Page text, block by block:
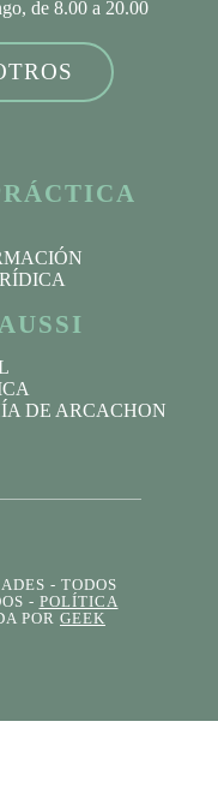
de 8.00 a 20.00
DE ARCACHON
- TODOS
- POLÍTICA
POR GEEK